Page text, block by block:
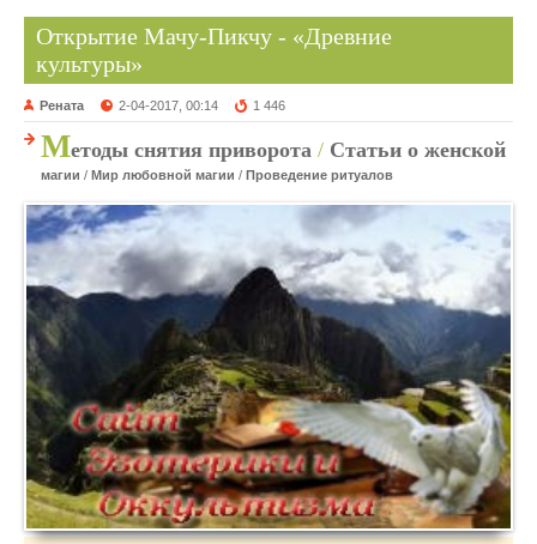
Открытие Мачу-Пикчу - «Древние
культуры»
Рената 2-04-2017, 00:14 1 446
Методы снятия приворота / Статьи о женской
магии / Мир любовной магии / Проведение ритуалов